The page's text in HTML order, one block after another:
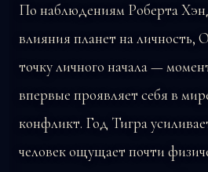
По наблюдениям Роберта
влияния планет на личность,
точку личного начала —
впервые проявляет себя в
конфликт. Год Тигра
человек ощущает почти